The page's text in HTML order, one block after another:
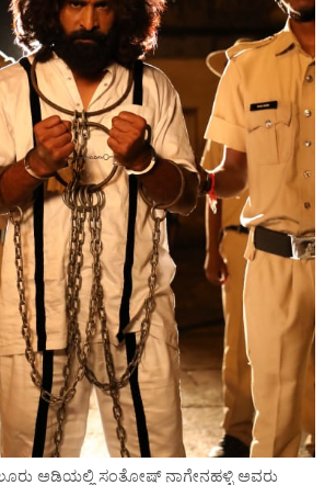
ಅಡಿಯಲ್ಲಿ ಸಂತೋಷ್ ನಾಗೇನಹಳ್ಳಿ ಅವರು